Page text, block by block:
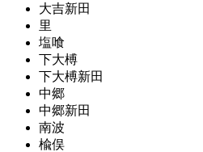
大吉新田
里
塩喰
下大榑
下大榑新田
中郷
中郷新田
南波
楡俣